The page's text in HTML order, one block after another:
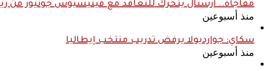
مفاجأة.. أرسنال يتحرك للتعاقد مع فينيسيوس جونيور من
منذ أسبوعين
سكاي: جوارديولا يرفض تدريب منتخب إيطاليا
منذ أسبوعين